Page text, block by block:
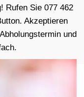
Rufen Sie 077 462
Akzeptieren
und